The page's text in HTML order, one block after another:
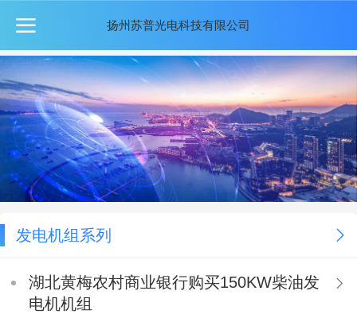
扬州苏普光电科技有限公司
发电机组系列
湖北黄梅农村商业银行购买150KW柴油发
电机机组